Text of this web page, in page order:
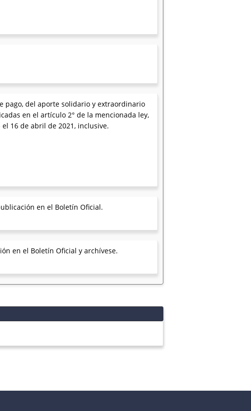
pago, del aporte solidario y extraordinario
en el artículo 2° de la mencionada ley,
16 de abril de 2021, inclusive.
en el Boletín Oficial.
en el Boletín Oficial y archívese.